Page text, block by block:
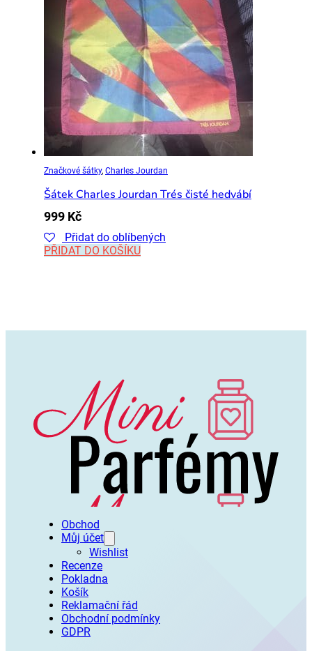
Značkové šátky, Charles Jourdan
Šátek Charles Jourdan Trés čisté hedvábí
999 Kč
Přidat do oblíbených
PŘIDAT DO KOŠÍKU
Obchod
Můj účet
Wishlist
Recenze
Pokladna
Košík
Reklamační řád
Obchodní podmínky
GDPR